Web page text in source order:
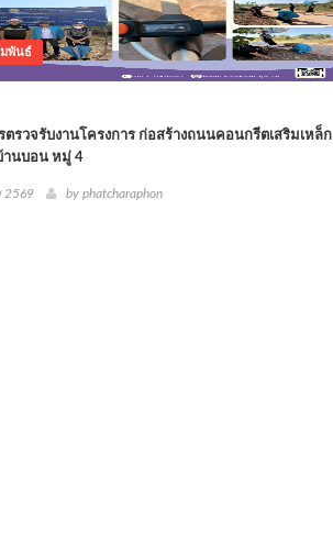
พันธ์
รวจรับงานโครงการ ก่อสร้างถนนคอนกรีตเสริมเหล็ก
านบอน หมู่ 4
2569 by phatcharaphon